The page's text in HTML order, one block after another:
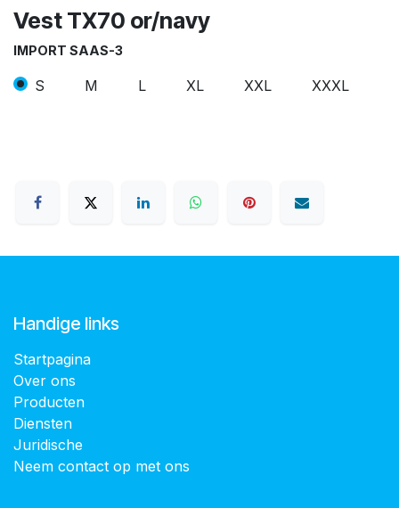
Vest TX70 or/navy
IMPORT SAAS-3
S M L XL XXL XXXL
Handige links
Startpagina
Over ons
Producten
Diensten
Juridische
Neem contact op met ons